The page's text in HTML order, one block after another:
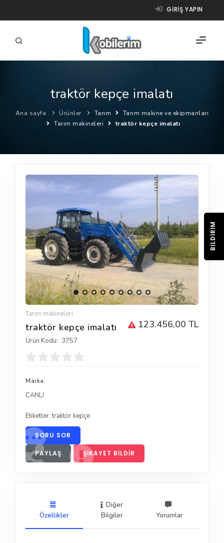
GIRIŞ YAPIN
FIRMALAR
ÜRÜNLER
NASIL ÇALIŞIR?
traktör kepçe imalatı
Ana sayfa Ürünler Tarım
Tarım makine ve ekipmanları
Tarım makineleri
traktör kepçe imalatı
Tarım makineleri
123.456,00 TL
traktör kepçe imalatı
Ürün Kodu: 3757
Marka:
CANLI
Etiketler:traktör kepçe
SORU SOR
PAYLAŞ ŞIKAYET BILDIR
Özellikler
Diğer
Bilgiler
Yorumlar
BILDIRIM